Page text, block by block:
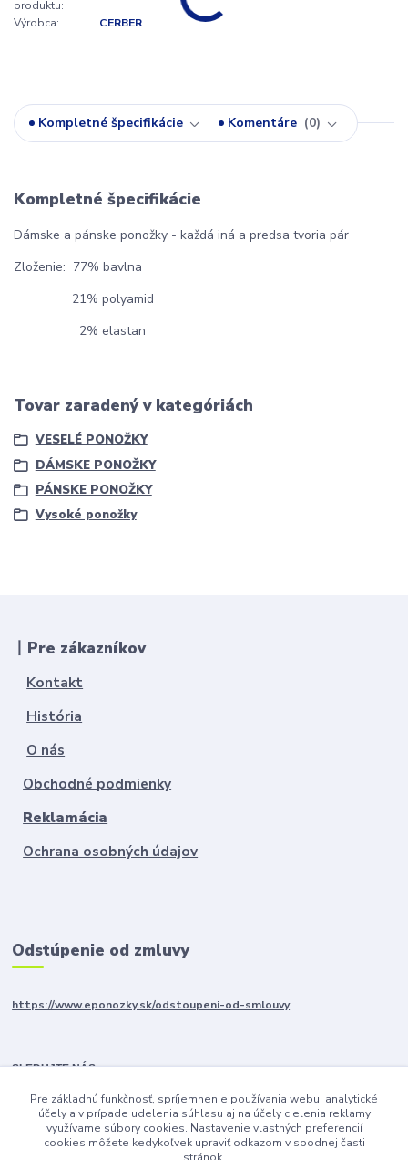
produktu:
Výrobca: CERBER
Kompletné špecifikácie Komentáre 0
Kompletné špecifikácie
Dámske a pánske ponožky - každá iná a predsa tvoria pár
Zloženie: 77% bavlna
21% polyamid
2% elastan
Tovar zaradený v kategóriách
VESELÉ PONOŽKY
DÁMSKE PONOŽKY
PÁNSKE PONOŽKY
Vysoké ponožky
丨Pre zákazníkov
Kontakt
História
O nás
Obchodné podmienky
Reklamácia
Ochrana osobných údajov
Odstúpenie od zmluvy
https://www.eponozky.sk/odstoupeni-od-smlouvy
SLEDUJTE NÁS
Pre základnú funkčnosť, spríjemnenie používania webu, analytické
účely a v prípade udelenia súhlasu aj na účely cielenia reklamy
využívame súbory cookies. Nastavenie vlastných preferencií
cookies môžete kedykoľvek upraviť odkazom v spodnej časti
stránok.